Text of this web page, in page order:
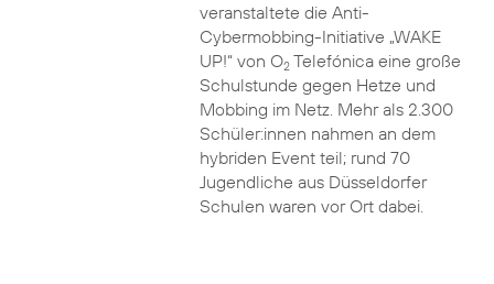
veranstaltete die Anti-
Cybermobbing-Initiative „WAKE
UP!“ von O2Telefónica eine große
Schulstunde gegen Hetze und
Mobbing im Netz. Mehr als 2.300
Schüler:innen nahmen an dem
hybriden Event teil; rund 70
Jugendliche aus Düsseldorfer
Schulen waren vor Ort dabei.